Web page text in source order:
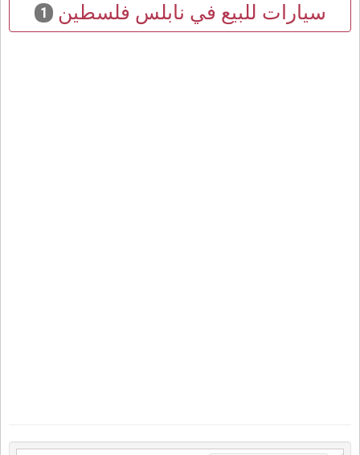
سيارات للبيع في نابلس فلسطين 1